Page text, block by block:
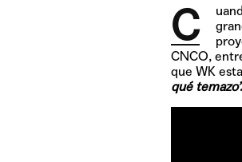
C
CNCO,
que WK
qué